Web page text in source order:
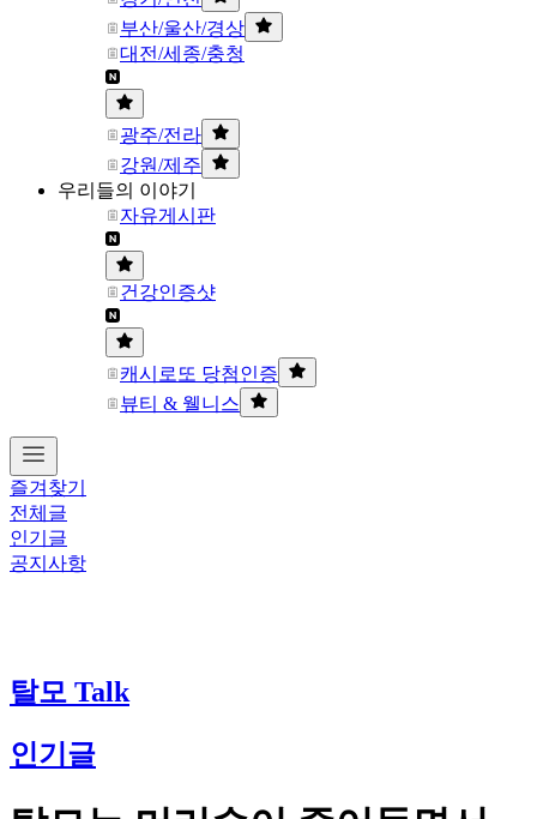
부산/울산/경상
대전/세종/충청
광주/전라
강원/제주
우리들의 이야기
자유게시판
건강인증샷
캐시로또 당첨인증
뷰티 & 웰니스
즐겨찾기
전체글
인기글
공지사항
탈모 Talk
인기글